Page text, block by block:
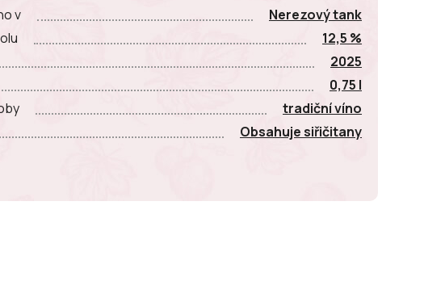
v
Nerezový tank
12,5 %
2025
0,75 l
tradiční víno
Obsahuje siřičitany